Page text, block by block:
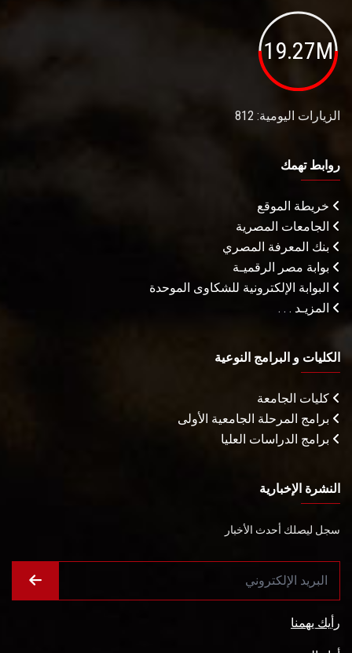
19.27M
الزيارات اليومية: 812
روابط تهمك
خريطة الموقع
الجامعات المصرية
بنك المعرفة المصري
بوابة مصر الرقميـة
البوابة الإلكترونية للشكاوى الموحدة
المزيـد . . .
الكليات و البرامج النوعية
كليات الجامعة
برامج المرحلة الجامعية الأولى
برامج الدراسات العليا
النشرة الإخبارية
سجل ليصلك أحدث الأخبار
رأيك يهمنا